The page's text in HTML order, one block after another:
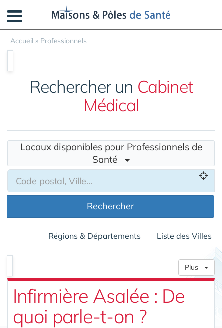
Accueil » Professionnels
Rechercher un Cabinet
Médical
Locaux disponibles pour Professionnels de
Santé
Rechercher
Régions & Départements Liste des Villes
Plus
Infirmière Asalée : De
quoi parle-t-on ?
Panneau de gestion des cookies